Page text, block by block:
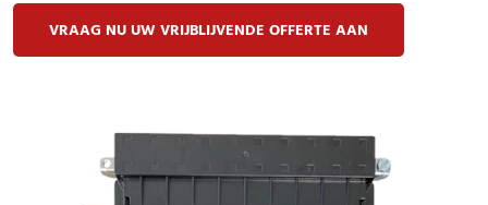
VRAAG NU UW VRIJBLIJVENDE OFFERTE AAN